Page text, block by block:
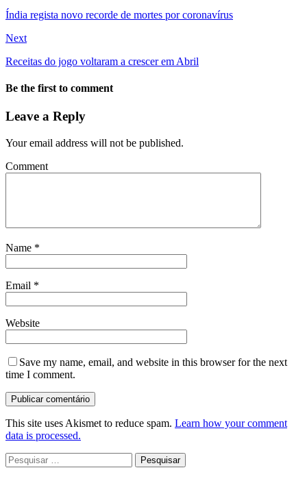
Índia regista novo recorde de mortes por coronavírus
Next
Receitas do jogo voltaram a crescer em Abril
Be the first to comment
Leave a Reply
Your email address will not be published.
Comment
Name *
Email *
Website
Save my name, email, and website in this browser for the next
time I comment.
This site uses Akismet to reduce spam. Learn how your comment
data is processed.
Pesquisar
por: